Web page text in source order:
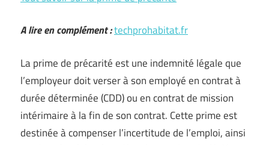
A lire en complément :techprohabitat.fr
La prime de précarité est une indemnité légale que
l’employeur doit verser à son employé en contrat à
durée déterminée (CDD) ou en contrat de mission
intérimaire à la fin de son contrat. Cette prime est
destinée à compenser l’incertitude de l’emploi, ainsi